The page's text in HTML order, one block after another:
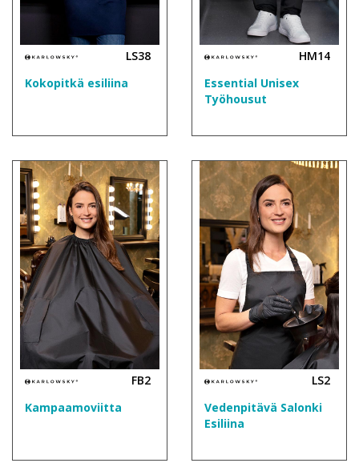
LS38
Kokopitkä esiliina
HM14
Essential Unisex
Työhousut
FB2
Kampaamoviitta
LS2
Vedenpitävä Salonki
Esiliina